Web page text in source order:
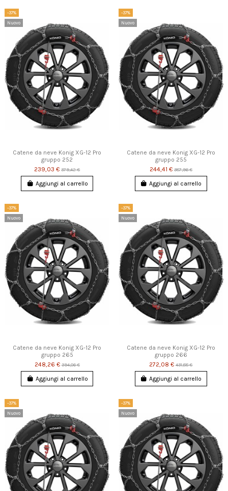
-37%
Nuovo
Catene da neve Konig XG-12 Pro
gruppo 252
239,03 €379,42 €
Aggiungi al carrello
-37%
Nuovo
Catene da neve Konig XG-12 Pro
gruppo 255
244,41 €387,96 €
Aggiungi al carrello
-37%
Nuovo
Catene da neve Konig XG-12 Pro
gruppo 265
248,26 €394,06 €
Aggiungi al carrello
-37%
Nuovo
Catene da neve Konig XG-12 Pro
gruppo 266
272,08 €431,88 €
Aggiungi al carrello
-37%
Nuovo
-37%
Nuovo